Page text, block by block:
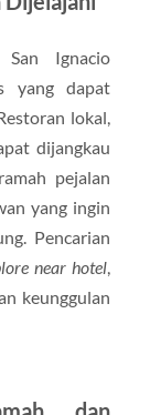
Ignacio
yang dapat
lokal,
dijangkau
pejalan
yang ingin
Pencarian
near hotel,
keunggulan